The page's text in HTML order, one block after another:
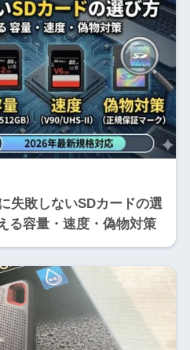
失敗しないSDカードの選
る容量・速度・偽物対策